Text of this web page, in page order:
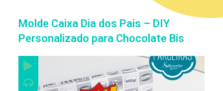
Molde Caixa Dia dos Pais – DIY
Personalizado para Chocolate Bis